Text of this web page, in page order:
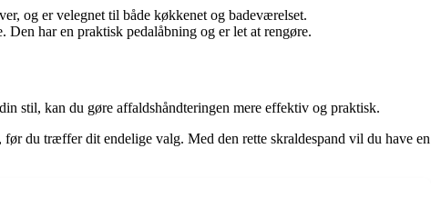
og er velegnet til både køkkenet og badeværelset.
har en praktisk pedalåbning og er let at rengøre.
stil, kan du gøre affaldshåndteringen mere effektiv og praktisk.
du træffer dit endelige valg. Med den rette skraldespand vil du have en